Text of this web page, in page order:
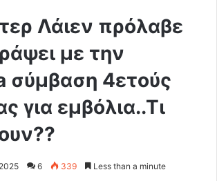
Λάιεν πρόλαβε
με την
σύμβαση 4ετούς
για εμβόλια..Τι
6 339 Less than a minute